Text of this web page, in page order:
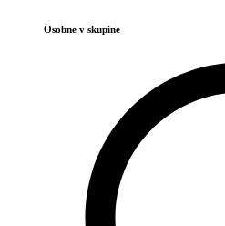
Osobne v skupine